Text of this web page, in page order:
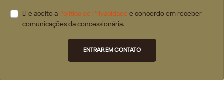
Li e aceito a Política de Privacidade e concordo em receber
comunicações da concessionária.
ENTRAR EM CONTATO